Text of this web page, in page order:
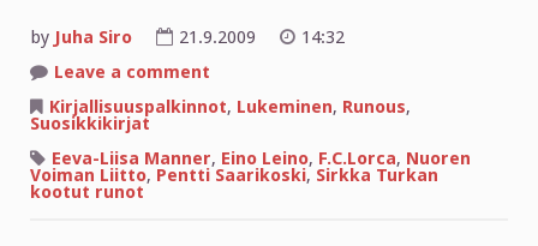
by Juha Siro 21.9.2009
14:32
Leave a comment
PALKINNOKSI
RIITTÄÄ
EURO
Kirjallisuuspalkinnot, Lukeminen, Runous,
Suosikkikirjat
Eeva-Liisa Manner, Eino Leino, F.C.Lorca, Nuoren
Voiman Liitto, Pentti Saarikoski, Sirkka Turkan
kootut runot